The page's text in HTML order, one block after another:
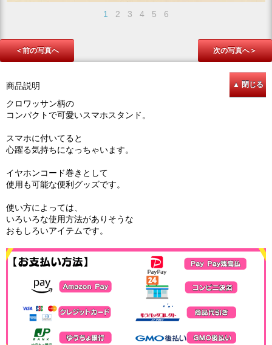
1 2 3 4 5 6
＜前の写真へ 次の写真へ＞
商品説明
クロワッサン柄の
コンパクトで可愛いスマホスタンド。
スマホに付いてると
心躍る気持ちになっちゃいます。
イヤホンコード巻きとして
使用も可能な便利グッズです。
使い方によっては、
いろいろな使用方法がありそうな
おもしろいアイテムです。